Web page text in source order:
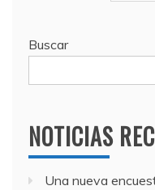
Buscar
NOTICIAS
Una nueva